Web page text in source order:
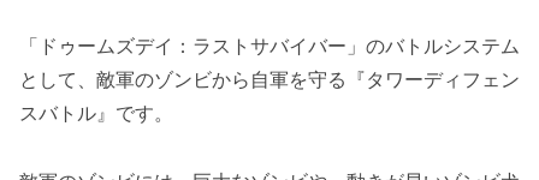
「ドゥームズデイ：ラストサバイバー」のバトルシステム
として、敵軍のゾンビから自軍を守る『タワーディフェン
スバトル』です。